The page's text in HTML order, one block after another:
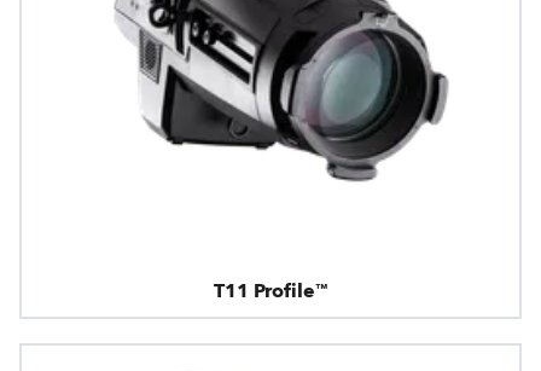
T11 Profile™